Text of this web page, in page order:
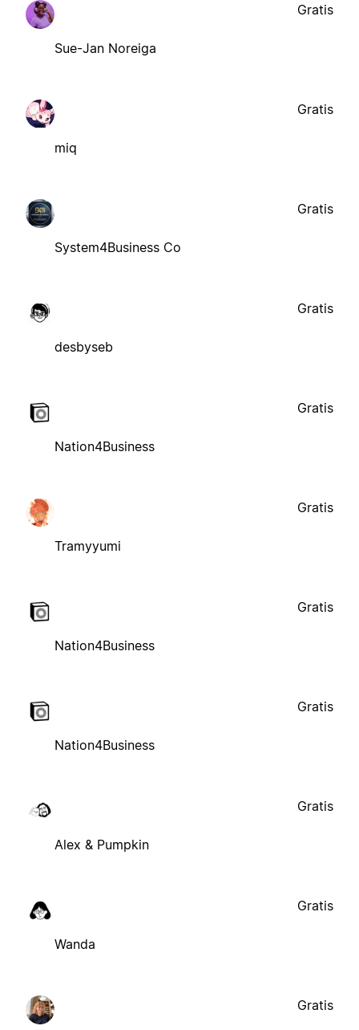
Sue-Jan Noreiga
Gratis
miq
Gratis
System4Business Co
Gratis
desbyseb
Gratis
Nation4Business
Gratis
Tramyyumi
Gratis
Nation4Business
Gratis
Nation4Business
Gratis
Alex & Pumpkin
Gratis
Wanda
Gratis
Gratis